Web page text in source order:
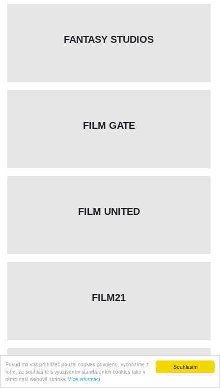
Souhlasím
Pokud má váš prohlížeč použití cookies povoleno, vycházíme z
toho, že souhlasíte s využíváním standardních cookies také v
rámci naší webové stránky. Více informací
FANTASY STUDIOS
FILM GATE
FILM UNITED
FILM21
FILMS & CHIPS